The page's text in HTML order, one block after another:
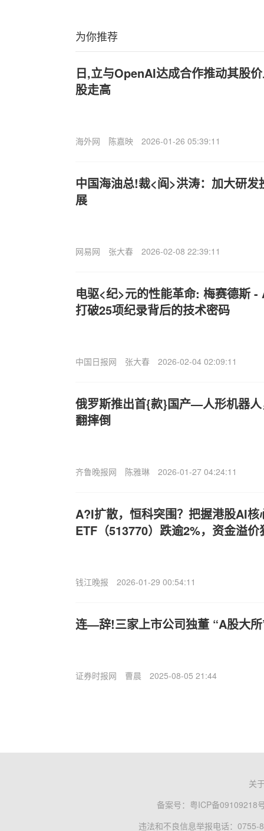
为你推荐
日,立与OpenAI达成合作推动其股
股走高
海外网 陈嘉映 2026-01-26 05:39:11
中国海油总!裁<阎>洪涛：加大研
展
网易网 张大春 2026-02-08 22:39:11
电驱<纪>元的性能革命: 梅赛德斯
打破25项纪录背后的技术密码
中国日报网 张大春 2026-02-04 02:09:11
俄罗斯推出首{款}国产—人形机器
翻摔倒
齐鲁晚报网 陈雅琳 2026-01-27 04:24:11
A?I扩散，恒科突围？把握港股AI
ETF（513770）跌逾2%，资金溢价
钱江晚报 2026-01-29 00:54:11
连—辞!三家上市公司独董 “A股大
证券时报网 曹晨 2025-08-05 21:44
关
备案号： 粤ICP备09109218
违法和不良信息举报电话：0755-